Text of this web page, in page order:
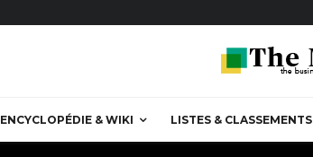
ENCYCLOPÉDIE & WIKI LISTES & CLASSEMENTS